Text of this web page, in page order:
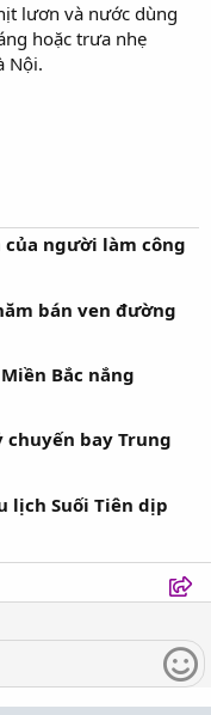
lươn và nước dùng
hoặc trưa nhẹ
Nội.
của người làm công
bán ven đường
Bắc nắng
bay Trung
lịch Suối Tiên dịp